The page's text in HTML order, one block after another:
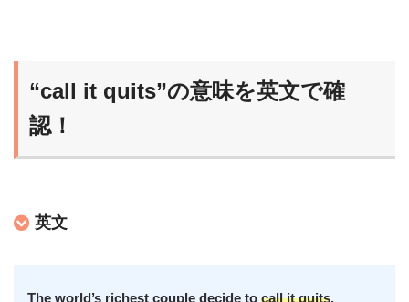
“call it quits”の意味を英文で確
認！
英文
The world’s richest couple decide tocall it quits.